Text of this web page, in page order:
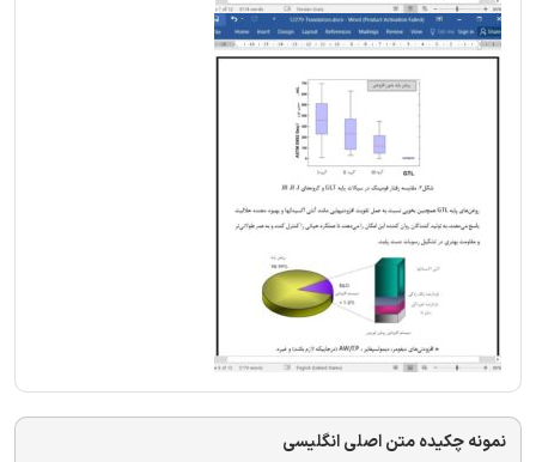
نمونه چکیده متن اصلی انگلیسی